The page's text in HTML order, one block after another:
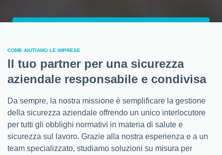
COME AIUTIAMO LE IMPRESE
Il tuo partner per una sicurezza
aziendale responsabile e condivisa
Da sempre, la nostra missione è semplificare la gestione
della sicurezza aziendale offrendo un unico interlocutore
per tutti gli obblighi normativi in materia di salute e
sicurezza sul lavoro. Grazie alla nostra esperienza e a un
team specializzato, studiamo soluzioni su misura per